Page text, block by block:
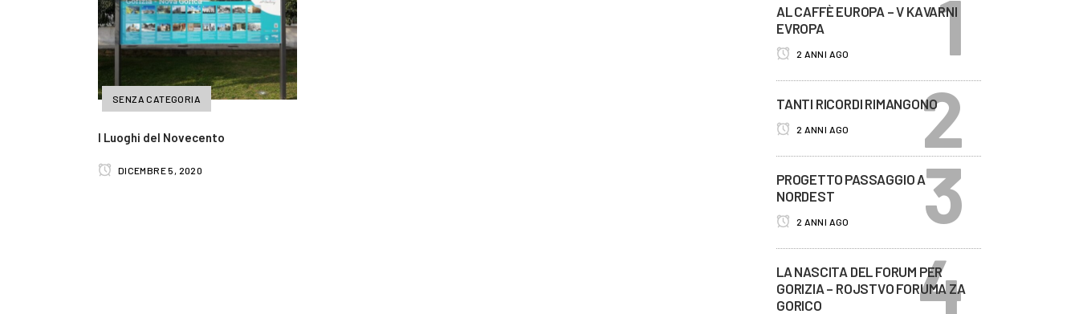
SENZA CATEGORIA
I Luoghi del Novecento
DICEMBRE 5, 2020
AL CAFFÈ EUROPA – V KAVARNI
EVROPA
2 ANNI AGO
TANTI RICORDI RIMANGONO
2 ANNI AGO
PROGETTO PASSAGGIO A
NORDEST
2 ANNI AGO
LA NASCITA DEL FORUM PER
GORIZIA – ROJSTVO FORUMA ZA
GORICO